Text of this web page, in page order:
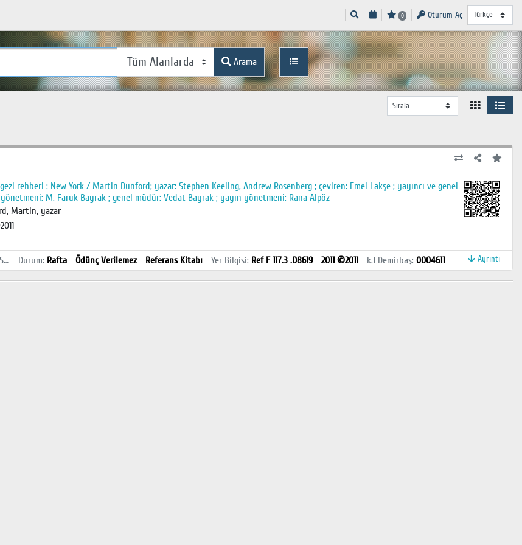
0 Oturum Aç
Arama
rehberi : New York / Martin Dunford; yazar: Stephen Keeling, Andrew Rosenberg ; çeviren: Emel Lakşe ; yayıncı ve genel
M. Faruk Bayrak ; genel müdür: Vedat Bayrak ; yayın yönetmeni: Rana Alpöz
Martin, yazar
İstanbul Sağlık ve Sosyal Bilimler MYO Kütüphanesi Durum: Rafta Ödünç Verilemez Referans Kitabı Yer Bilgisi: Ref F 117.3 .D8619 2011 ©2011 k.1 Demirbaş: 0004611 Ayrıntı